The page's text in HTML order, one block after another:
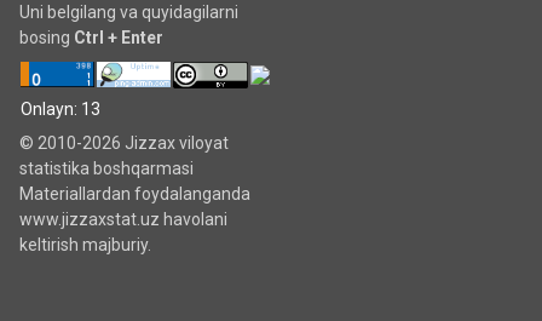
Uni belgilang va quyidagilarni
bosing Ctrl + Enter
Onlayn: 13
© 2010-2026 Jizzax viloyat
statistika boshqarmasi
Materiallardan foydalanganda
www.jizzaxstat.uz havolani
keltirish majburiy.